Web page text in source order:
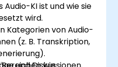
Audio-KI ist und wie sie
wird.
Kategorien von Audio-
(z. B. Transkription,